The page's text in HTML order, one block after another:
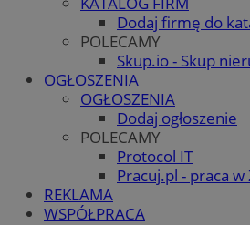
Dodaj firmę do
POLECAMY
Skup.io - Skup
OGŁOSZENIA
OGŁOSZENIA
Dodaj ogłoszenie
POLECAMY
Protocol IT
Pracuj.pl - praca w
REKLAMA
WSPÓŁPRACA